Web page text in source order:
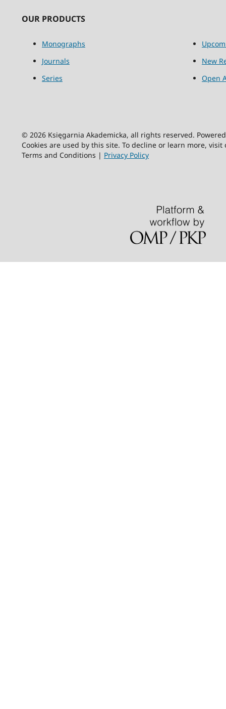
OUR PRODUCTS
Monographs
Journals
Series
New
Open
© 2026 Księgarnia Akademicka, all rights reserved.
Cookies are used by this site. To decline or learn more,
Terms and Conditions | Privacy Policy